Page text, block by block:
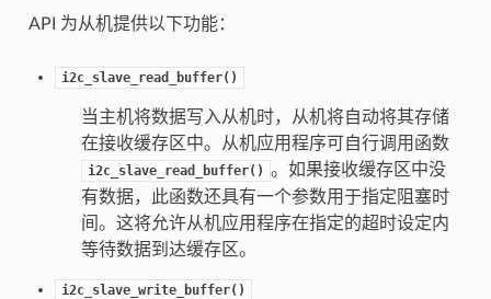
API 为从机提供以下功能：
i2c_slave_read_buffer()
当主机将数据写入从机时，从机将自动将其存储
在接收缓存区中。从机应用程序可自行调用函数
i2c_slave_read_buffer() 。如果接收缓存区中没
有数据，此函数还具有一个参数用于指定阻塞时
间。这将允许从机应用程序在指定的超时设定内
等待数据到达缓存区。
i2c_slave_write_buffer()